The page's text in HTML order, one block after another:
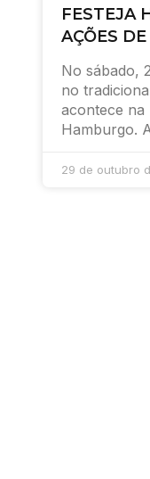
FESTEJA
AÇÕES
No sábado,
no
acontece
Hamburgo.
29 de outubro